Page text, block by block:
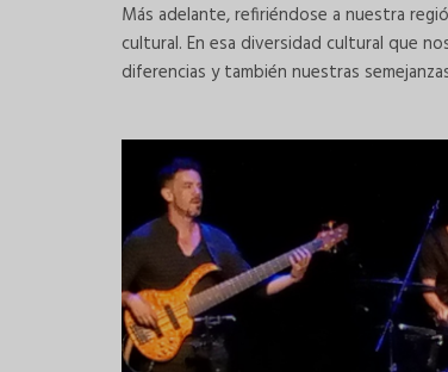
Más adelante, refiriéndose a nuestra
cultural. En esa diversidad cultural que
diferencias y también nuestras